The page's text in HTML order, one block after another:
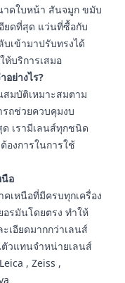
าดใบหน้า สันจมูก ขมับ
ยดที่สุด แว่นที่ซื้อกับ
เข้ามาปรับทรงได้
ห้บริการเสมอ
ย่างไร?
มบัติเหมาะสมตาม
ถช่วยควบคุมงบ
เรามีเลนส์ทุกชนิด
องการในการใช้
นือ
เหนือที่มีครบทุกเครื่อง
รมันโดยตรง ทำให้
เอียดมากกว่าเลนส์
ตัวแทนจำหน่ายเลนส์
, Zeiss ,